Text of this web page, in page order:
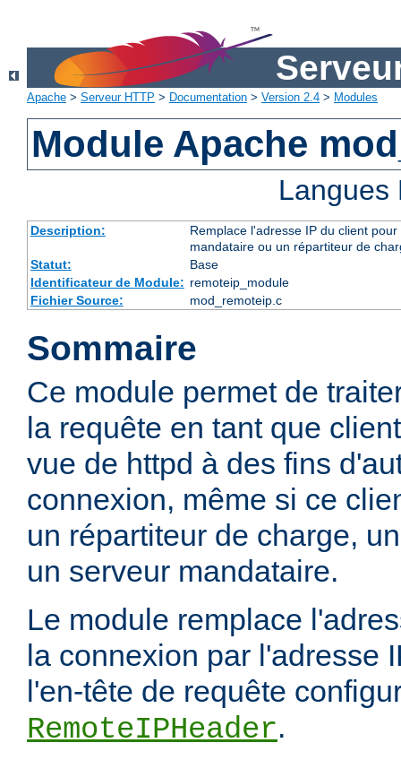
Apache > Serveur HTTP > Documentation > Version 2.4 > Modules
Module Apache
Description:
Remplace l'adresse IP du client
mandataire ou un répartiteur de
Statut:
Base
Identificateur de Module: remoteip_module
Fichier Source:
mod_remoteip.c
Sommaire
Ce module permet de
la requête en tant que
vue de httpd à des fins
connexion, même si ce
un répartiteur de charge,
un serveur mandataire.
Le module remplace
la connexion par l'adresse
l'en-tête de requête
RemoteIPHeader.